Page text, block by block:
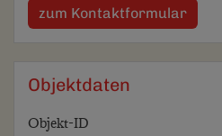
zum Kontaktformular
Objektdaten
Objekt-ID